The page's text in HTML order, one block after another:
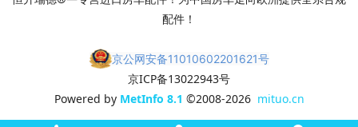
配件！
京公网安备11010602201621号
京ICP备13022943号
Powered by MetInfo 8.1 ©2008-2026 mituo.cn